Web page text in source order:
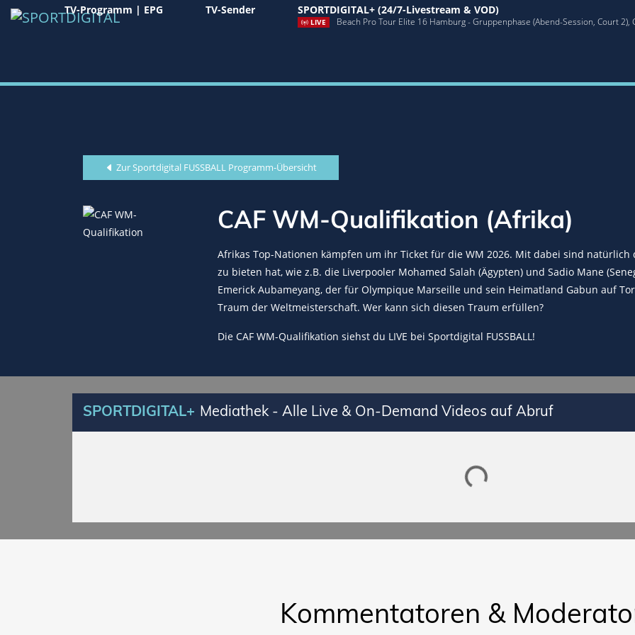
TV-Programm | EPG TV-Sender SPORTDIGITAL+ (24/7-Livestream & VOD)
LIVE Beach Pro Tour Elite 16 Hamburg - Gruppenphase (Abend-Session, Court
Zur Sportdigital FUSSBALL Programm-Übersicht
CAF WM-Qualifikation (Afrika)
Afrikas Top-Nationen kämpfen um ihr Ticket für die WM 2026. Mit dabei sind
zu bieten hat, wie z.B. die Liverpooler Mohamed Salah (Ägypten) und Sadio Mane
Emerick Aubameyang, der für Olympique Marseille und sein Heimatland Gabun auf
Traum der Weltmeisterschaft. Wer kann sich diesen Traum erfüllen?
Die CAF WM-Qualifikation siehst du LIVE bei Sportdigital FUSSBALL!
SPORTDIGITAL+ Mediathek - Alle Live & On-Demand Videos auf Abruf
Lade SPORTDIGITAL+ Mediathek
Kommentatoren &